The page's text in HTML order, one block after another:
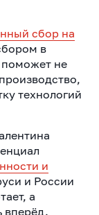
сбор на
в
поможет не
технологий
и
и России
а
вперёд.